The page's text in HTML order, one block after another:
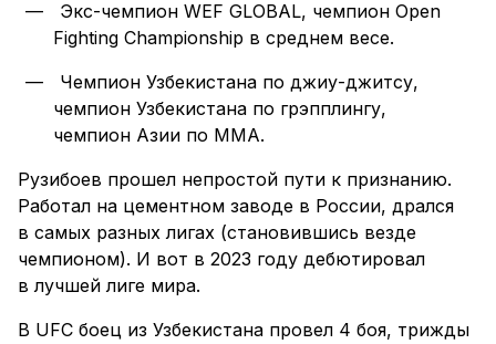
Экс-чемпион WEF GLOBAL, чемпион Open
Fighting Championship в среднем весе.
Чемпион Узбекистана по джиу-джитсу,
чемпион Узбекистана по грэпплингу,
чемпион Азии по ММА.
Рузибоев прошел непростой пути к признанию.
Работал на цементном заводе в России, дрался
в самых разных лигах (становившись везде
чемпионом). И вот в 2023 году дебютировал
в лучшей лиге мира.
В UFC боец из Узбекистана провел 4 боя, трижды